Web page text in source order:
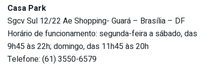
Casa Park
Sgcv Sul 12/22 Ae Shopping- Guará – Brasília – DF
Horário de funcionamento: segunda-feira a sábado, das
9h45 às 22h; domingo, das 11h45 às 20h
Telefone: (61) 3550-6579